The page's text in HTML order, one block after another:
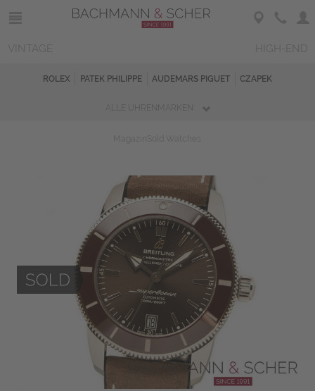
ROLEX PATEK PHILIPPE AUDEMARS PIGUET CZAPEK